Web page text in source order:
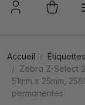
Accueil
Zebra Z-Select
51mm x 25mm,
permanentes